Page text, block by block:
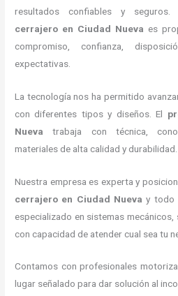
resultados confiables y
cerrajero en Ciudad Nueva es
compromiso, confianza,
expectativas.
La tecnología nos ha permitido
con diferentes tipos y diseños. El
Nueva trabaja con técnica,
materiales de alta calidad y durabilidad.
Nuestra empresa es experta y
cerrajero en Ciudad Nueva y todo
especializado en sistemas
con capacidad de atender cual sea tu
Contamos con profesionales
lugar señalado para dar solución al